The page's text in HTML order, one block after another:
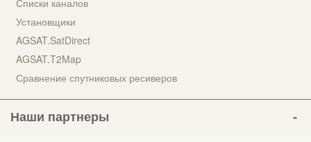
Списки каналов
Установщики
AGSAT.SatDirect
AGSAT.T2Map
Сравнение спутниковых ресиверов
Наши партнеры